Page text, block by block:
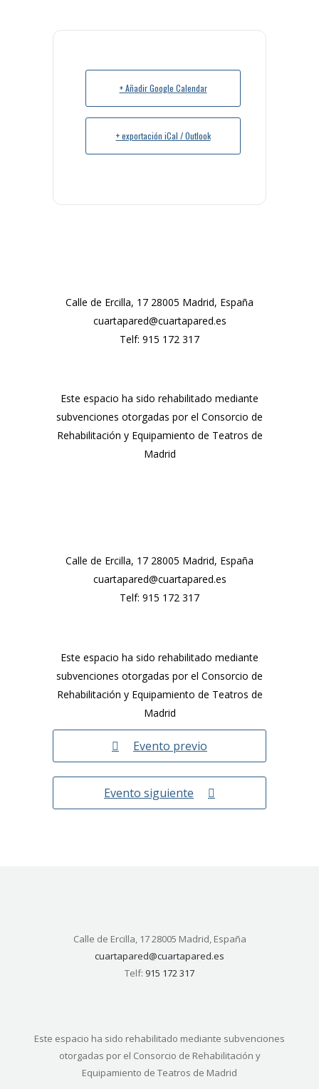
+ Añadir Google Calendar
+ exportación iCal / Outlook
Calle de Ercilla, 17 28005 Madrid, España
cuartapared@cuartapared.es
Telf: 915 172 317
Este espacio ha sido rehabilitado mediante
subvenciones otorgadas por el Consorcio de
Rehabilitación y Equipamiento de Teatros de
Madrid
Calle de Ercilla, 17 28005 Madrid, España
cuartapared@cuartapared.es
Telf: 915 172 317
Este espacio ha sido rehabilitado mediante
subvenciones otorgadas por el Consorcio de
Rehabilitación y Equipamiento de Teatros de
Madrid
Evento previo
Evento siguiente
Calle de Ercilla, 17 28005 Madrid, España
cuartapared@cuartapared.es
Telf: 915 172 317
Este espacio ha sido rehabilitado mediante subvenciones
otorgadas por el Consorcio de Rehabilitación y
Equipamiento de Teatros de Madrid